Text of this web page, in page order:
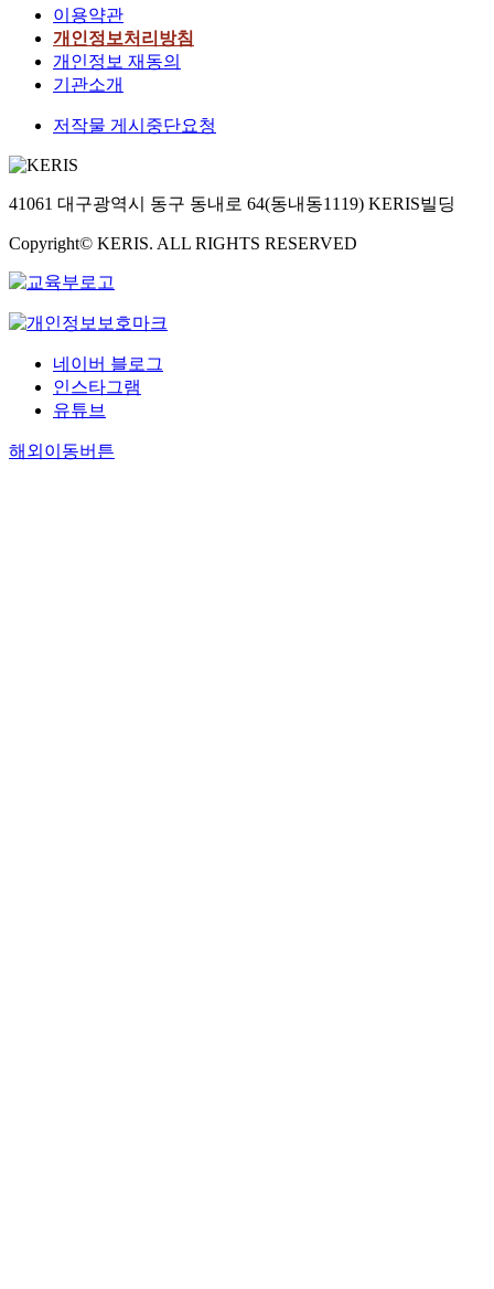
이용약관
개인정보처리방침
개인정보 재동의
기관소개
저작물 게시중단요청
41061 대구광역시 동구 동내로 64(동내동1119) KERIS빌딩
Copyright© KERIS. ALL RIGHTS RESERVED
네이버 블로그
인스타그램
유튜브
해외이동버튼